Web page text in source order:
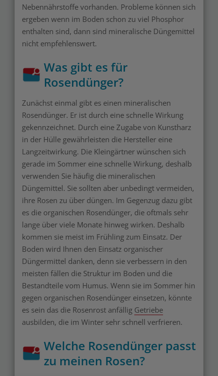
Nebennährstoffe vorhanden. Probleme können sich
ergeben wenn im Boden schon zu viel Phosphor
enthalten sind, dann sind mineralische Düngemittel
nicht empfehlenswert.
Was gibt es für
Rosendünger?
Zunächst einmal gibt es einen mineralischen
Rosendünger. Er ist durch eine schnelle Wirkung
gekennzeichnet. Durch eine Zugabe von Kunstharz
in der Hülle gewährleisten die Hersteller eine
Langzeitwirkung. Die Kleingärtner wünschen sich
gerade im Sommer eine schnelle Wirkung, deshalb
verwenden Sie häufig die mineralischen
Düngemittel. Sie sollten aber unbedingt vermeiden,
ihre Rosen zu über düngen. Im Gegenzug dazu gibt
es die organischen Rosendünger, die oftmals sehr
lange über viele Monate hinweg wirken. Deshalb
kommen sie meist im Frühling zum Einsatz. Der
Boden wird Ihnen den Einsatz organischer
Düngermittel danken, denn sie verbessern in den
meisten fällen die Struktur im Boden und die
Bestandteile vom Humus. Wenn sie im Sommer hin
gegen organischen Rosendünger einsetzen, könnte
es sein das die Rosenrost anfällig Getriebe
ausbilden, die im Winter sehr schnell verfrieren.
Welche Rosendünger passt
zu meinen Rosen?